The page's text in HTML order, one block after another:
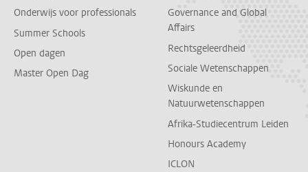
Onderwijs voor professionals
Summer Schools
Open dagen
Master Open Dag
Governance and Global
Affairs
Rechtsgeleerdheid
Sociale Wetenschappen
Wiskunde en
Natuurwetenschappen
Afrika-Studiecentrum Leiden
Honours Academy
ICLON